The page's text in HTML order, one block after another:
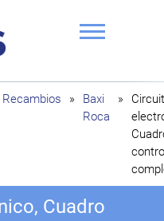
Ragas
Recambios »
Baxi
Roca
»
Cuadro